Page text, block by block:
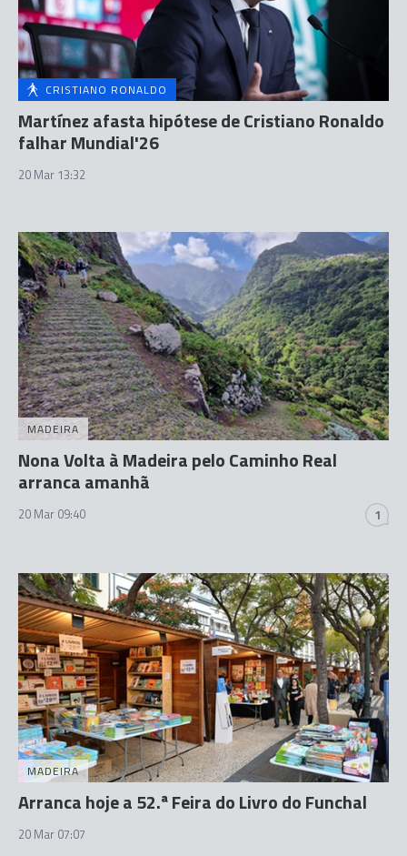
CRISTIANO RONALDO
Martínez afasta hipótese de Cristiano Ronaldo
falhar Mundial'26
20 Mar 13:32
MADEIRA
Nona Volta à Madeira pelo Caminho Real
arranca amanhã
20 Mar 09:40 1
MADEIRA
Arranca hoje a 52.ª Feira do Livro do Funchal
20 Mar 07:07